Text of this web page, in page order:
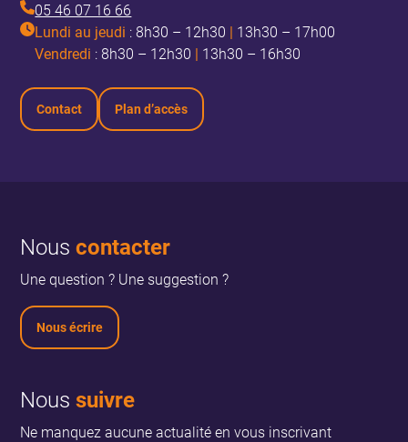
05 46 07 16 66
Lundi au jeudi : 8h30 – 12h30 | 13h30 – 17h00
Vendredi : 8h30 – 12h30 | 13h30 – 16h30
Contact Plan d’accès
Nouscontacter
Une question ? Une suggestion ?
Nous écrire
Noussuivre
Ne manquez aucune actualité en vous inscrivant